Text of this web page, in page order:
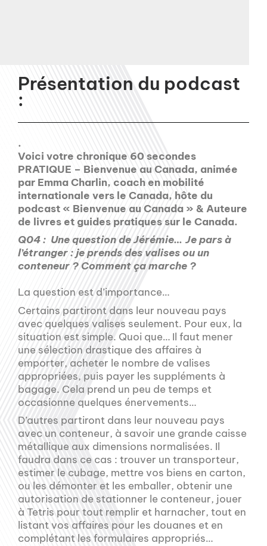
Présentation du podcast
:
.
Voici votre chronique 60 secondes
PRATIQUE – Bienvenue au Canada, animée
par Emma Charlin, coach en mobilité
internationale vers le Canada, hôte du
podcast « Bienvenue au Canada » & Auteure
de livres et guides pratiques sur le Canada.
Q04 : Une question de Jérémie… Je pars à
l’étranger : je prends des valises ou un
conteneur ? Comment ça marche ?
La question est d’importance…
Certains partiront dans leur nouveau pays
avec quelques valises seulement. Pour eux, la
situation est simple. Quoi que… Il faut mener
une sélection drastique des affaires à
emporter, acheter le nombre de valises
appropriées, puis payer les suppléments à
bagage. Cela prend un peu de temps et
occasionne quelques énervements…
D’autres partiront dans leur nouveau pays
avec un conteneur, à savoir une grande caisse
métallique aux dimensions normalisées. Il
faudra dans ce cas : trouver un transporteur,
estimer le cubage, mettre vos biens en carton,
ou les démonter et les emballer, obtenir une
autorisation de stationner le conteneur, jouer
à Tetris pour tout remplir et harnacher, tout en
listant vos affaires pour les douanes et en
complétant les formulaires appropriés…